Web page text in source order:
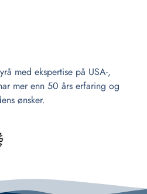
med ekspertise på USA-,
mer enn 50 års erfaring og
ønsker.